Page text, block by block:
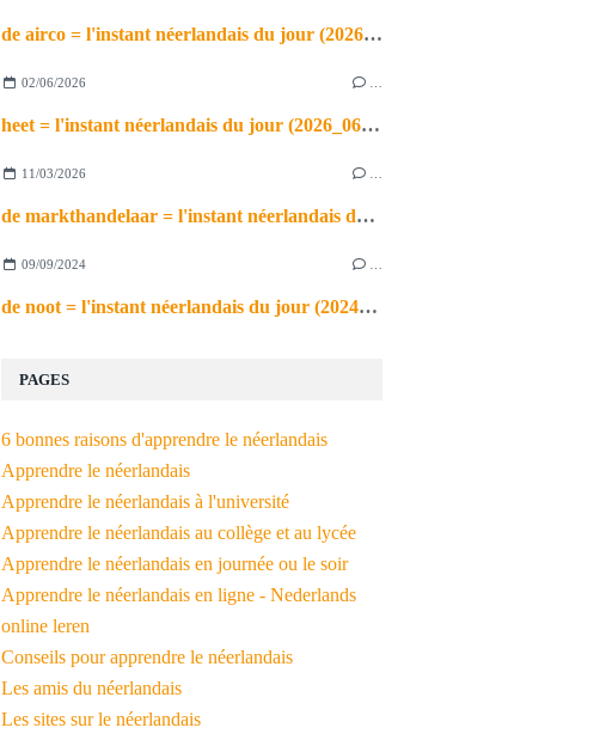
de airco = l'instant néerlandais du jour (2026_06_03)
02/06/2026
heet = l'instant néerlandais du jour (2026_06_02)
11/03/2026
de markthandelaar = l'instant néerlandais du jour (2026_03_11)
09/09/2024
de noot = l'instant néerlandais du jour (2024_09_09)
PAGES
6 bonnes raisons d'apprendre le néerlandais
Apprendre le néerlandais
Apprendre le néerlandais à l'université
Apprendre le néerlandais au collège et au lycée
Apprendre le néerlandais en journée ou le soir
Apprendre le néerlandais en ligne - Nederlands
online leren
Conseils pour apprendre le néerlandais
Les amis du néerlandais
Les sites sur le néerlandais